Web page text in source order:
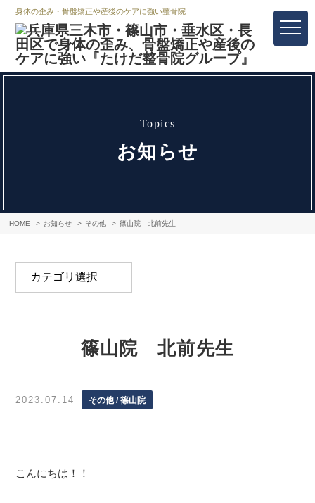
身体の歪み・骨盤矯正や産後のケアに強い整骨院
topics
お知らせ
HOME お知らせ その他 篠山院 北前先生
篠山院 北前先生
2023.07.14 その他 / 篠山院
こんにちは！！